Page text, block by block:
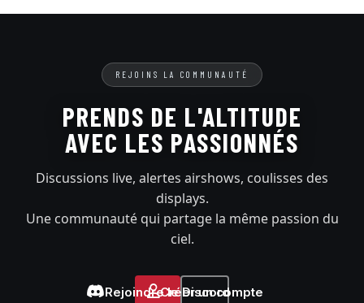
REJOINS LA COMMUNAUTÉ
PRENDS DE L'ALTITUDE
AVEC LES PASSIONNÉS
Discussions live, alertes airshows, coulisses des
displays.
Une communauté qui partage la même passion du
ciel.
Rejoindre le Discord
Créer un compte